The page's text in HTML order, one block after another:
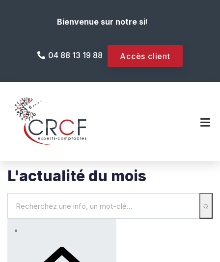
Bienvenue sur notre site internet !
04 88 13 19 88 Accès client
L'actualité du mois